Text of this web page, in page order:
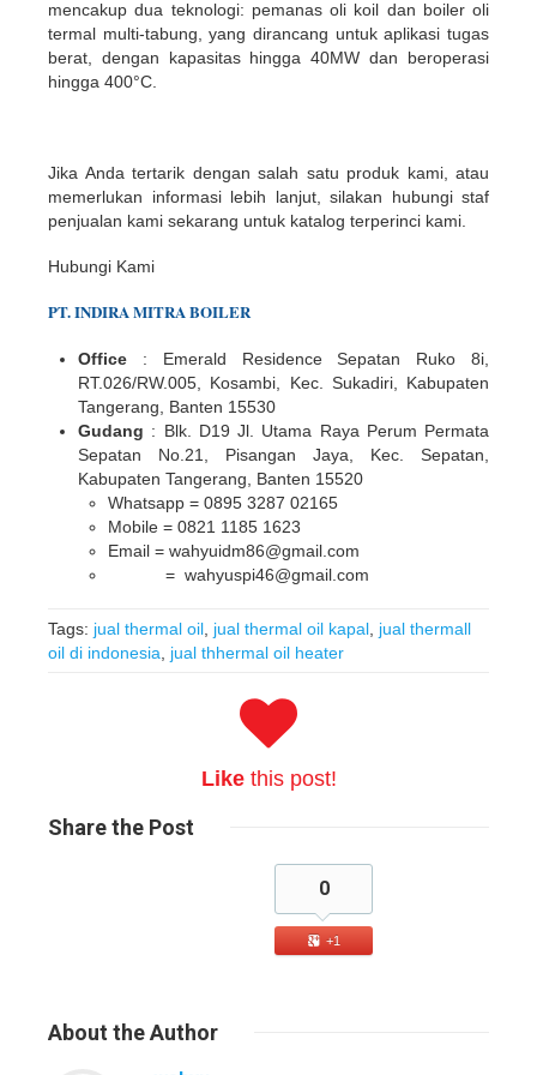
mencakup dua teknologi: pemanas oli koil dan boiler oli
termal multi-tabung, yang dirancang untuk aplikasi tugas
berat, dengan kapasitas hingga 40MW dan beroperasi
hingga 400°C.
Jika Anda tertarik dengan salah satu produk kami, atau
memerlukan informasi lebih lanjut, silakan hubungi staf
penjualan kami sekarang untuk katalog terperinci kami.
Hubungi Kami
PT.INDIRA MITRA BOILER
Office : Emerald Residence Sepatan Ruko 8i,
RT.026/RW.005, Kosambi, Kec. Sukadiri, Kabupaten
Tangerang, Banten 15530
Gudang : Blk. D19 Jl. Utama Raya Perum Permata
Sepatan No.21, Pisangan Jaya, Kec. Sepatan,
Kabupaten Tangerang, Banten 15520
Whatsapp = 0895 3287 02165
Mobile = 0821 1185 1623
Email = wahyuidm86@gmail.com
= wahyuspi46@gmail.com
Tags: jual thermal oil jual thermal oil kapal jual thermall
oil di indonesia
jual thhermal oil heater
Likethis post!
Sharethe Post
0
+1
About the Author